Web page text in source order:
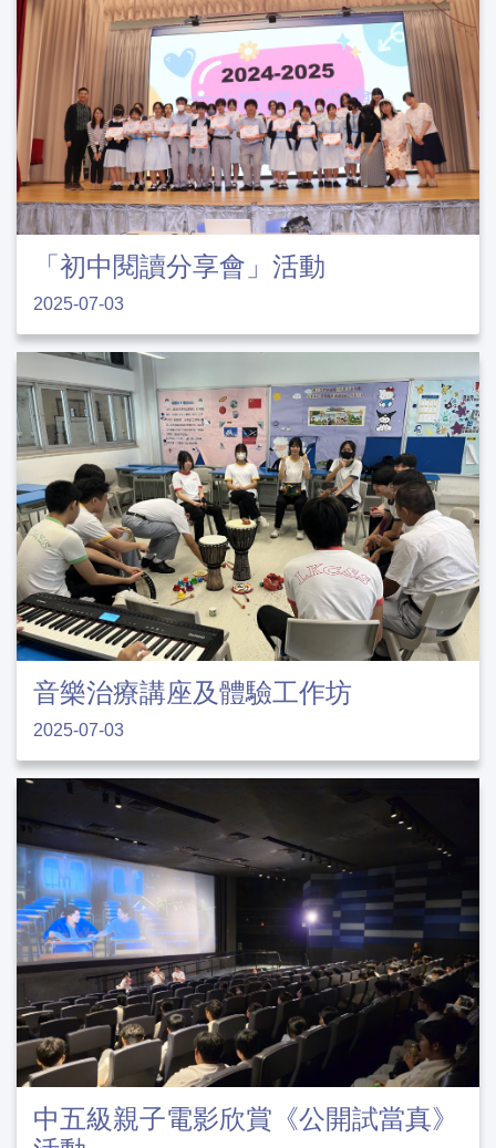
「初中閱讀分享會」活動
2025-07-03
音樂治療講座及體驗工作坊
2025-07-03
中五級親子電影欣賞《公開試當真》